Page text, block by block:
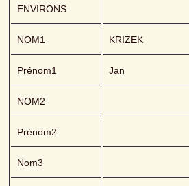
ENVIRONS
NOM1 KRIZEK
Prénom1 Jan
NOM2
Prénom2
Nom3